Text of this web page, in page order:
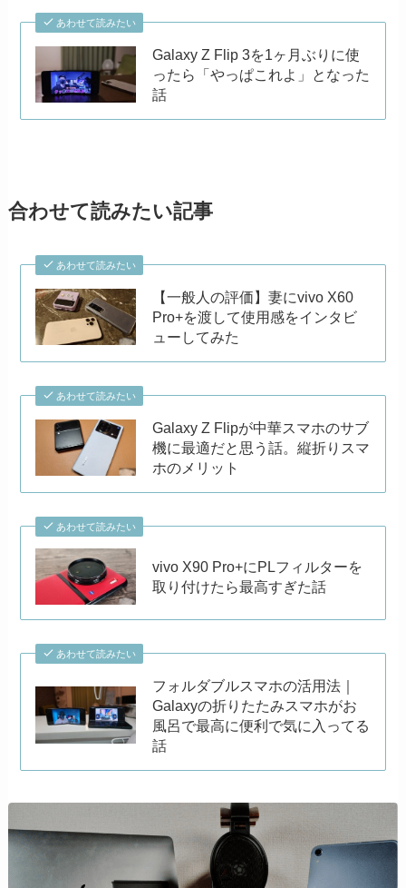
あわせて読みたい
Galaxy Z Flip 3を1ヶ月ぶりに使
ったら「やっぱこれよ」となった
話
合わせて読みたい記事
あわせて読みたい
【一般人の評価】妻にvivo X60
Pro+を渡して使用感をインタビ
ューしてみた
あわせて読みたい
Galaxy Z Flipが中華スマホのサブ
機に最適だと思う話。縦折りスマ
ホのメリット
あわせて読みたい
vivo X90 Pro+にPLフィルターを
取り付けたら最高すぎた話
あわせて読みたい
フォルダブルスマホの活用法｜
Galaxyの折りたたみスマホがお
風呂で最高に便利で気に入ってる
話